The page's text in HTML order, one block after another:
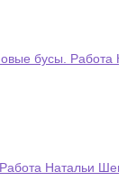
бусы. Работа
Натальи